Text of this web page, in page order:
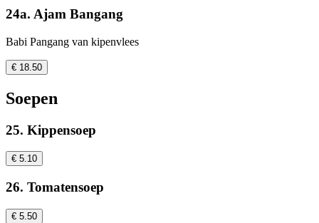
24a. Ajam Bangang
Babi Pangang van kipenvlees
€ 18.50
Soepen
25. Kippensoep
€ 5.10
26. Tomatensoep
€ 5.50